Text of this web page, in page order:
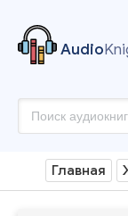
Audio
Главная